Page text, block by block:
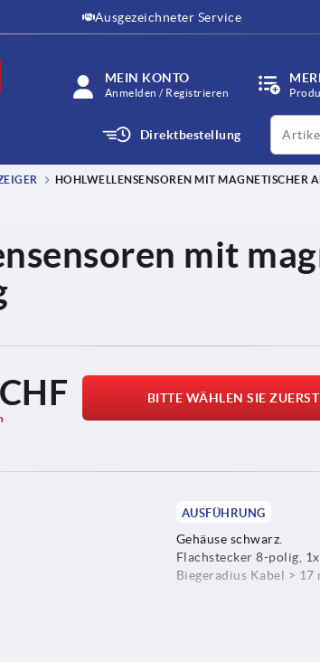
Ausgezeichneter Service
MEIN KONTO
Anmelden / Registrieren
Direktbestellung
HOHLWELLENSENSOREN MIT MAGNETISCHER
mit
BITTE WÄHLEN SIE
AUSFÜHRUNG
Gehäuse schwarz.
Flachstecker 8-polig,
Biegeradius Kabel > 17